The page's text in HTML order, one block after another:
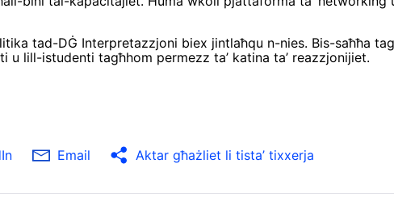
tad-DĠ Interpretazzjoni biex jintlaħqu n-nies. Bis-saħħa
lill-istudenti tagħhom permezz ta’ katina ta’ reazzjonijiet.
Email Aktar għażliet li tista’ tixxerja